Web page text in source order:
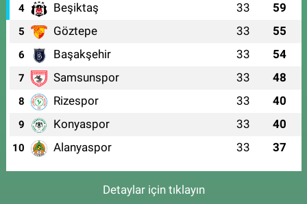
4 Beşiktaş 33 59
5 Göztepe 33 55
6 Başakşehir 33 54
7 Samsunspor 33 48
8 Rizespor 33 40
9 Konyaspor 33 40
10 Alanyaspor 33 37
Detaylar için tıklayın